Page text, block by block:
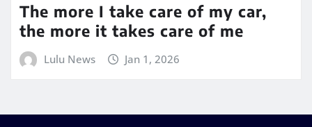
The more I take care of my car,
the more it takes care of me
Lulu News Jan 1, 2026